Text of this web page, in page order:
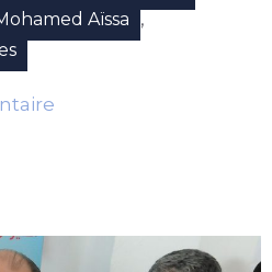
Aïssa ,